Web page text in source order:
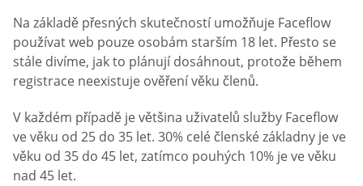
Na základě přesných skutečností umožňuje Faceflow
používat web pouze osobám starším 18 let. Přesto se
stále divíme, jak to plánují dosáhnout, protože během
registrace neexistuje ověření věku členů.
V každém případě je většina uživatelů služby Faceflow
ve věku od 25 do 35 let. 30% celé členské základny je ve
věku od 35 do 45 let, zatímco pouhých 10% je ve věku
nad 45 let.